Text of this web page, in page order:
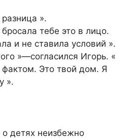
».
тебе это в лицо.
и не ставила условий ».
»—согласился Игорь. «
фактом. Это твой дом. Я
».
детях неизбежно